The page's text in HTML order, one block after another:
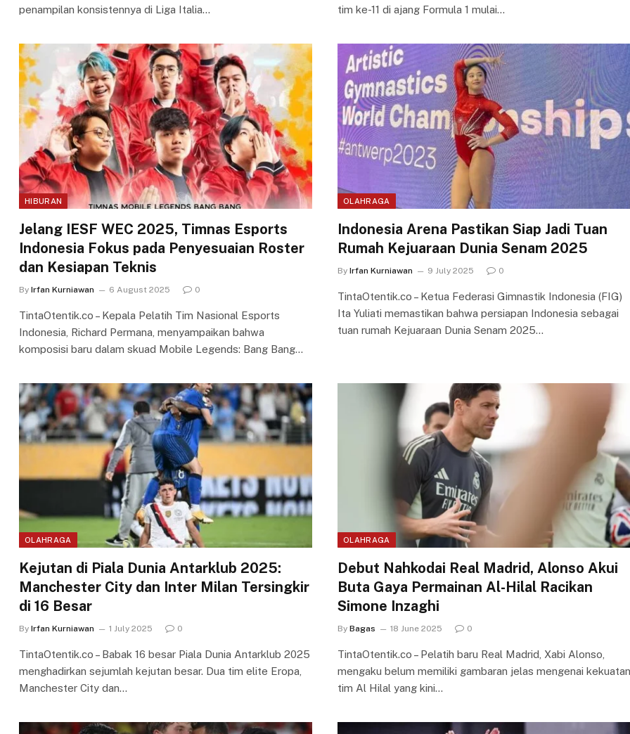
penampilan konsistennya di Liga Italia…
tim ke-11 di ajang Formula 1 mulai…
HIBURAN
Jelang IESF WEC 2025, Timnas Esports
Indonesia Fokus pada Penyesuaian Roster
dan Kesiapan Teknis
By Irfan Kurniawan 6 August 2025 0
TintaOtentik.co – Kepala Pelatih Tim Nasional Esports
Indonesia, Richard Permana, menyampaikan bahwa
komposisi baru dalam skuad Mobile Legends: Bang Bang…
OLAHRAGA
Indonesia Arena Pastikan Siap Jadi Tuan
Rumah Kejuaraan Dunia Senam 2025
By Irfan Kurniawan 9 July 2025 0
TintaOtentik.co – Ketua Federasi Gimnastik Indonesia (FIG)
Ita Yuliati memastikan bahwa persiapan Indonesia sebagai
tuan rumah Kejuaraan Dunia Senam 2025…
OLAHRAGA
Kejutan di Piala Dunia Antarklub 2025:
Manchester City dan Inter Milan Tersingkir
di 16 Besar
By Irfan Kurniawan 1 July 2025 0
TintaOtentik.co – Babak 16 besar Piala Dunia Antarklub 2025
menghadirkan sejumlah kejutan besar. Dua tim elite Eropa,
Manchester City dan…
OLAHRAGA
Debut Nahkodai Real Madrid, Alonso Akui
Buta Gaya Permainan Al-Hilal Racikan
Simone Inzaghi
By Bagas 18 June 2025 0
TintaOtentik.co – Pelatih baru Real Madrid, Xabi Alonso,
mengaku belum memiliki gambaran jelas mengenai kekuatan
tim Al Hilal yang kini…